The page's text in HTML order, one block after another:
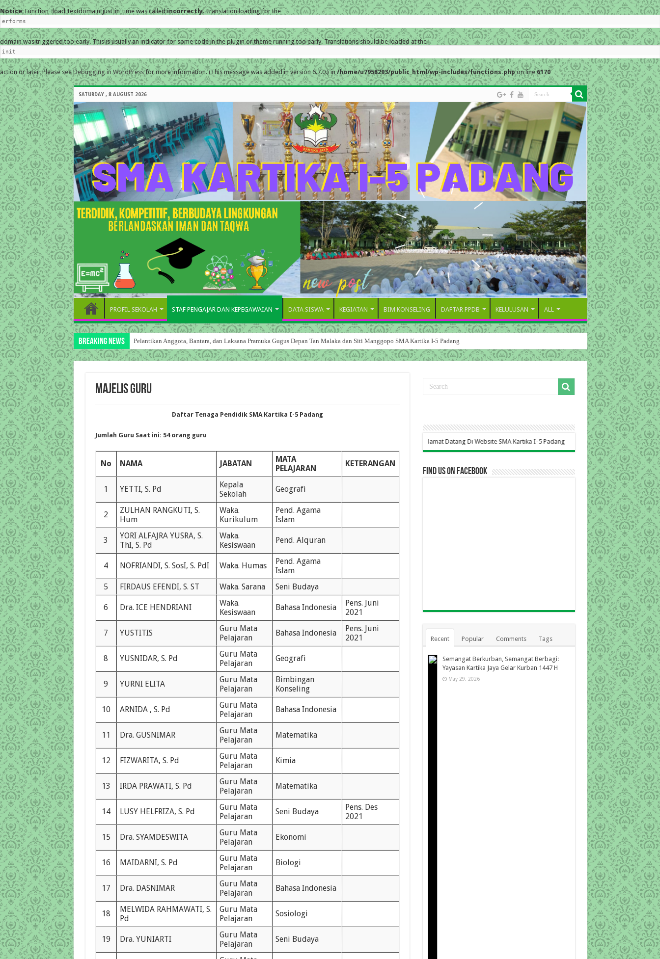
Notice: Function _load_textdomain_just_in_time was calledincorrectly. Translation loading for the
erforms
domain was triggered too early. This is usually an indicator for some code in the plugin or theme running too early. Translations should be loaded at the
init
action or later. Please seeDebugging in WordPressfor more information. (This message was added in version 6.7.0.) in/home/u7958293/public_html/wp-includes/functions.phpon line6170
SATURDAY , 8 AUGUST 2026
PROFIL SEKOLAH STAF PENGAJAR DAN KEPEGAWAIAN DATA SISWA KEGIATAN BIM KONSELING DAFTAR PPDB KELULUSAN ALL
Breaking News Pelantikan Anggota, Bantara, dan Laksana Pramuka Gugus Depan Tan Malaka dan Siti Manggopo SMA Kartika I-5 Padang
Majelis Guru
Daftar Tenaga Pendidik SMA Kartika I-5 Padang
Jumlah Guru Saat ini: 54 orang guru
No NAMA JABATAN
MATA
PELAJARAN
KETERANGAN
1 YETTI, S. Pd
Kepala
Sekolah
Geografi
2
ZULHAN RANGKUTI, S.
Hum
Waka.
Kurikulum
Pend. Agama
Islam
3
YORI ALFAJRA YUSRA, S.
ThI, S. Pd
Waka.
Kesiswaan
Pend. Alquran
4 NOFRIANDI, S. SosI, S. PdI Waka. Humas
Pend. Agama
Islam
5
FIRDAUS EFENDI, S. ST Waka. Sarana Seni Budaya
6 Dra. ICE HENDRIANI
Waka.
Kesiswaan
Bahasa Indonesia
Pens. Juni
2021
7 YUSTITIS
Guru Mata
Pelajaran
Bahasa Indonesia
Pens. Juni
2021
8 YUSNIDAR, S. Pd
Guru Mata
Pelajaran
Geografi
9 YURNI ELITA
Guru Mata
Pelajaran
Bimbingan
Konseling
10 ARNIDA , S. Pd
Guru Mata
Pelajaran
Bahasa Indonesia
11 Dra. GUSNIMAR
Guru Mata
Pelajaran
Matematika
12 FIZWARITA, S. Pd
Guru Mata
Pelajaran
Kimia
13 IRDA PRAWATI, S. Pd
Guru Mata
Pelajaran
Matematika
14 LUSY HELFRIZA, S. Pd
Guru Mata
Pelajaran
Seni Budaya
Pens. Des
2021
15 Dra. SYAMDESWITA
Guru Mata
Pelajaran
Ekonomi
16 MAIDARNI, S. Pd
Guru Mata
Pelajaran
Biologi
17 Dra. DASNIMAR
Guru Mata
Pelajaran
Bahasa Indonesia
18
MELWIDA RAHMAWATI, S.
Pd
Guru Mata
Pelajaran
Sosiologi
19 Dra. YUNIARTI
Guru Mata
Pelajaran
Seni Budaya
Selamat Datang Di Website SMA Kartika I-5 Padang
Find us on Facebook
Recent Popular Comments Tags
Semangat Berkurban, Semangat Berbagi:
Yayasan Kartika Jaya Gelar Kurban 1447 H
May 29, 2026